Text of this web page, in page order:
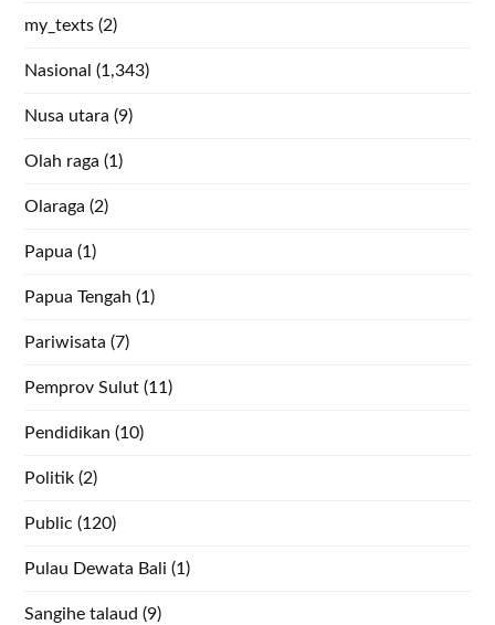
my_texts (2)
Nasional (1,343)
Nusa utara (9)
Olah raga (1)
Olaraga (2)
Papua (1)
Papua Tengah (1)
Pariwisata (7)
Pemprov Sulut (11)
Pendidikan (10)
Politik (2)
Public (120)
Pulau Dewata Bali (1)
Sangihe talaud (9)